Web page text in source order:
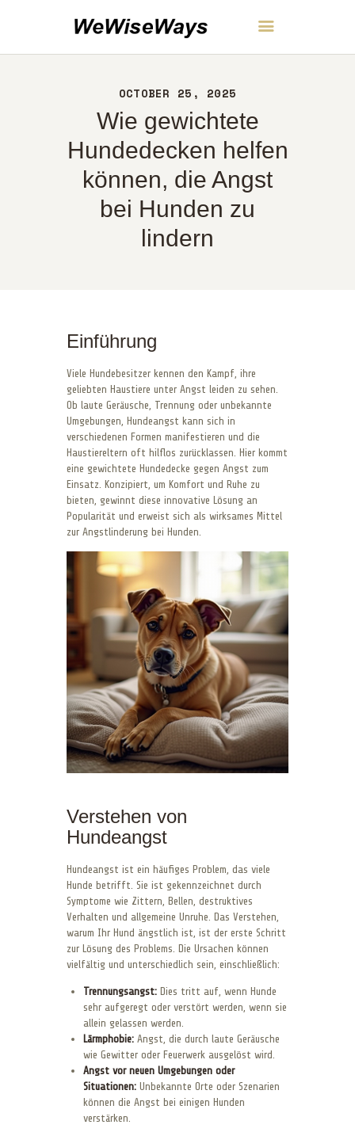
OCTOBER 25, 2025
Wie gewichtete
Hundedecken helfen
können, die Angst
bei Hunden zu
lindern
WeWiseWays
ÜBER UNS
KONTAKT
RICHTLINIEN
DEUTSCH
Einführung
Viele Hundebesitzer kennen den Kampf, ihre
geliebten Haustiere unter Angst leiden zu sehen.
Ob laute Geräusche, Trennung oder unbekannte
Umgebungen, Hundeangst kann sich in
verschiedenen Formen manifestieren und die
Haustiereltern oft hilflos zurücklassen. Hier kommt
eine gewichtete Hundedecke gegen Angst zum
Einsatz. Konzipiert, um Komfort und Ruhe zu
bieten, gewinnt diese innovative Lösung an
Popularität und erweist sich als wirksames Mittel
zur Angstlinderung bei Hunden.
Verstehen von
Hundeangst
Hundeangst ist ein häufiges Problem, das viele
Hunde betrifft. Sie ist gekennzeichnet durch
Symptome wie Zittern, Bellen, destruktives
Verhalten und allgemeine Unruhe. Das Verstehen,
warum Ihr Hund ängstlich ist, ist der erste Schritt
zur Lösung des Problems. Die Ursachen können
vielfältig und unterschiedlich sein, einschließlich:
Trennungsangst: Dies tritt auf, wenn Hunde
sehr aufgeregt oder verstört werden, wenn sie
allein gelassen werden.
Lärmphobie: Angst, die durch laute Geräusche
wie Gewitter oder Feuerwerk ausgelöst wird.
Angst vor neuen Umgebungen oder
Situationen: Unbekannte Orte oder Szenarien
können die Angst bei einigen Hunden
verstärken.